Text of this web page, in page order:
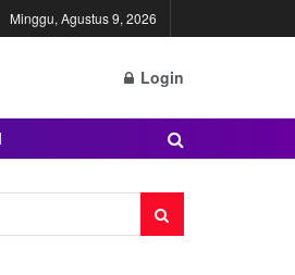
Minggu, Agustus 9, 2026
Login